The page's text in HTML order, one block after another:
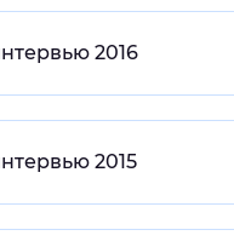
2016
2015